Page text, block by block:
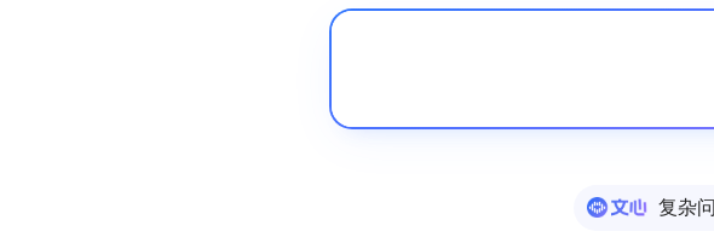
复杂